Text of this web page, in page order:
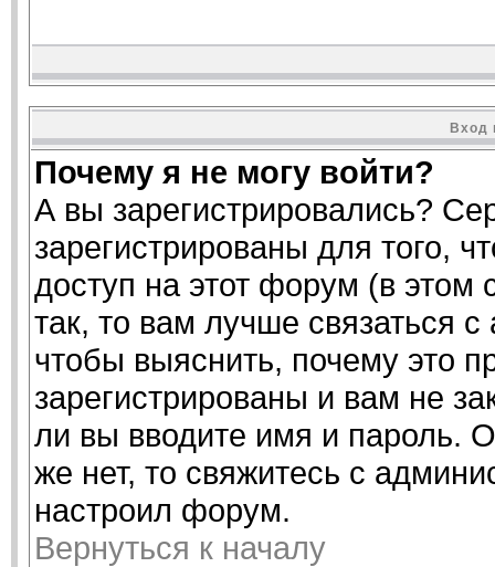
Вход
Почему я не могу войти?
А вы зарегистрировались?
зарегистрированы для того,
доступ на этот форум (в
так, то вам лучше связаться
чтобы выяснить, почему это
зарегистрированы и вам не
ли вы вводите имя и пароль.
же нет, то свяжитесь с
настроил форум.
Вернуться к началу